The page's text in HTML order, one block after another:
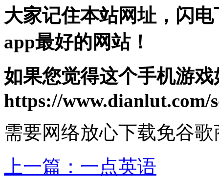
大家记住本站网址，闪
app最好的网站！
如果您觉得这个手机游
https://www.dianlut.com/
需要网络放心下载免谷歌
上一篇： 一点英语